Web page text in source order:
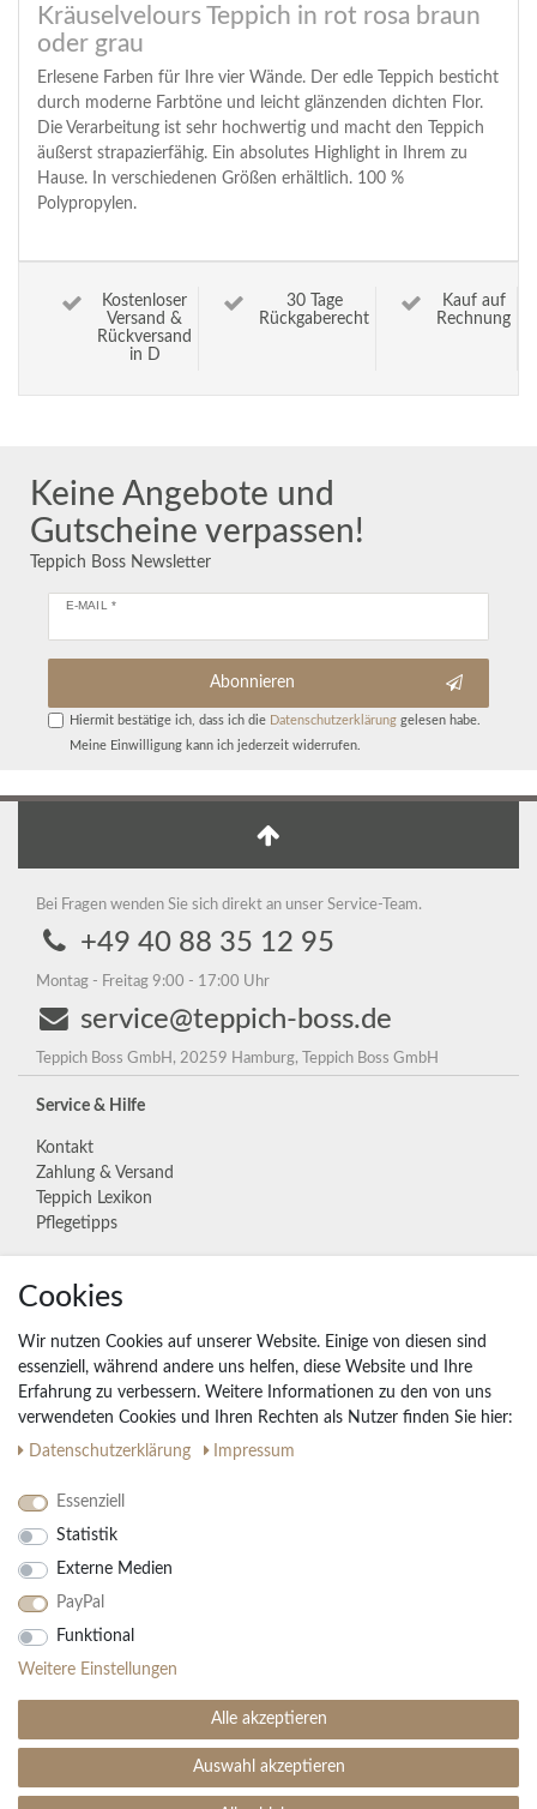
Kräuselvelours Teppich in rot rosa braun
oder grau
Erlesene Farben für Ihre vier Wände. Der edle Teppich besticht
durch moderne Farbtöne und leicht glänzenden dichten Flor.
Die Verarbeitung ist sehr hochwertig und macht den Teppich
äußerst strapazierfähig. Ein absolutes Highlight in Ihrem zu
Hause. In verschiedenen Größen erhältlich. 100 %
Polypropylen.
Kostenloser
Versand &
Rückversand
in D
30 Tage
Rückgaberecht
Kauf auf
Rechnung
Keine Angebote und
Gutscheine verpassen!
Teppich Boss Newsletter
E-MAIL *
Abonnieren
Hiermit bestätige ich, dass ich die Daten­schutz­erklärunggelesen habe.
Meine Einwilligung kann ich jederzeit widerrufen.
Bei Fragen wenden Sie sich direkt an unser Service-Team.
+49 40 88 35 12 95
Montag - Freitag 9:00 - 17:00 Uhr
service@teppich-boss.de
Teppich Boss GmbH, 20259 Hamburg, Teppich Boss GmbH
Service & Hilfe
Kontakt
Zahlung & Versand
Teppich Lexikon
Pflegetipps
Unternehmen
Widerrufs­recht
Vertrag widerrufen
Impressum
Daten­schutz­erklärung
AGB
Ihre Vorteile
30 Tage Rückgaberecht
Große Auswahl
Kauf auf Rechnung
Einfache Auftragsverfolgung
Cookies
Wir nutzen Cookies auf unserer Website. Einige von diesen sind
essenziell, während andere uns helfen, diese Website und Ihre
Erfahrung zu verbessern. Weitere Informationen zu den von uns
verwendeten Cookies und Ihren Rechten als Nutzer finden Sie hier:
Daten­schutz­erklärung
Impressum
Essenziell
Statistik
Externe Medien
PayPal
Funktional
Weitere Einstellungen
Alle akzeptieren
Auswahl akzeptieren
SEHR GUT (4.99 / 5)